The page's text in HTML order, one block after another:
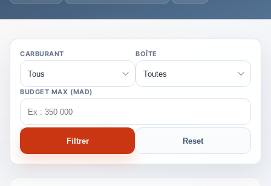
CARBURANT BOÎTE
BUDGET MAX (MAD)
Filtrer Reset